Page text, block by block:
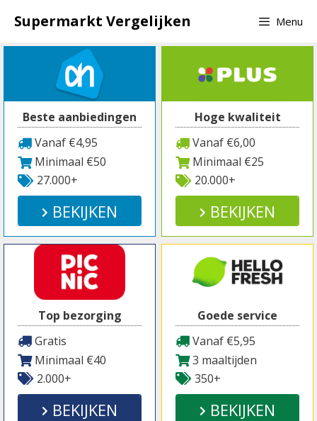
naar
inhoud
Supermarkt Vergelijken Menu
Beste aanbiedingen
Vanaf €4,95
Minimaal €50
27.000+
BEKIJKEN
Hoge kwaliteit
Vanaf €6,00
Minimaal €25
20.000+
BEKIJKEN
Top bezorging
Gratis
Minimaal €40
2.000+
BEKIJKEN
Goede service
Vanaf €5,95
3 maaltijden
350+
BEKIJKEN